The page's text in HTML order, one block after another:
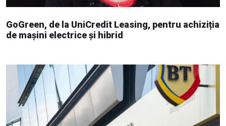
GoGreen, de la UniCredit Leasing, pentru achiziția
de mașini electrice și hibrid